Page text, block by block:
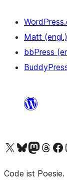
Matt (engl.)
bbPress
Das X-Konto (früher Twitter) von WordPress.org besuchen
Das Bluesky-Konto von WordPress.org
Das Mastodon-Konto von
Das Threads-Konto
Die
Code ist Poesie.